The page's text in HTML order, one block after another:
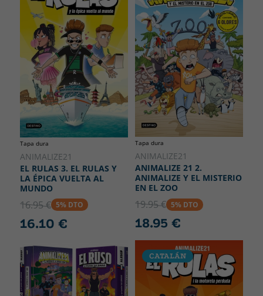
Tapa dura
ANIMALIZE21
EL RULAS 3. EL RULAS Y
LA ÉPICA VUELTA AL
MUNDO
16.95 € 5% DTO
16.10 €
Tapa dura
ANIMALIZE21
ANIMALIZE 21 2.
ANIMALIZE Y EL MISTERIO
EN EL ZOO
19.95 € 5% DTO
18.95 €
CATALÁN